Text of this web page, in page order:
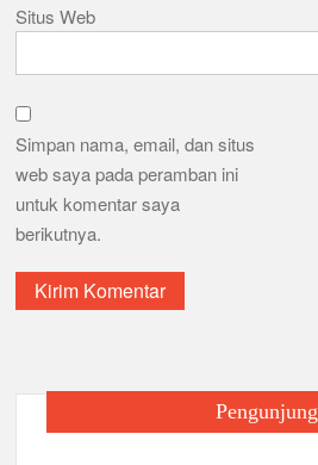
Situs Web
Simpan nama, email, dan situs
web saya pada peramban ini
untuk komentar saya
berikutnya.
Pengunjung